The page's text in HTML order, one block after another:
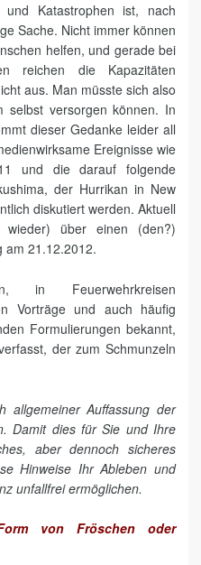
Katastrophen ist, nach
Sache. Nicht immer können
helfen, und gerade bei
reichen die Kapazitäten
aus. Man müsste sich also
selbst versorgen können. In
dieser Gedanke leider all
Ereignisse wie
und die darauf folgende
der Hurrikan in New
diskutiert werden. Aktuell
über einen (den?)
am 21.12.2012.
in Feuerwehrkreisen
Vorträge und auch häufig
Formulierungen bekannt,
der zum Schmunzeln
allgemeiner Auffassung der
Damit dies für Sie und Ihre
aber dennoch sicheres
Hinweise Ihr Ableben und
unfallfrei ermöglichen.
von Fröschen oder